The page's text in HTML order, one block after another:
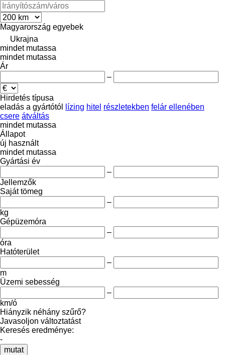
Magyarország egyebek
Ukrajna
mindet mutassa
mindet mutassa
Ár
–
Hirdetés típusa
eladás a gyártótól lízing hitel részletekben felár ellenében
csere átváltás
mindet mutassa
Állapot
új használt
mindet mutassa
Gyártási év
–
Jellemzők
Saját tömeg
–
kg
Gépüzemóra
–
óra
Hatóterület
–
m
Üzemi sebesség
–
km/ó
Hiányzik néhány szűrő?
Javasoljon változtatást
Keresés eredménye:
-
mutat